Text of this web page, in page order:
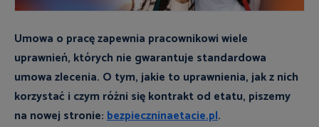
Umowa o pracę zapewnia pracownikowi wiele
uprawnień, których nie gwarantuje standardowa
umowa zlecenia. O tym, jakie to uprawnienia, jak z nich
korzystać i czym różni się kontrakt od etatu, piszemy
na nowej stronie:bezpieczninaetacie.pl.